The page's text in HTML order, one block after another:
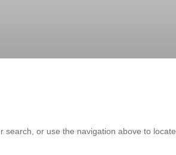
or use the navigation above to locate